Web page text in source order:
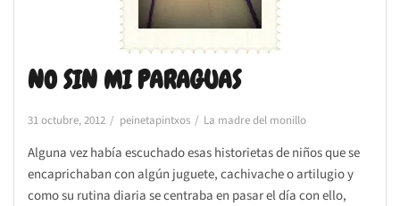
NO SIN MI PARAGUAS
31 octubre, 2012 peinetapintxos La madre del monillo
Alguna vez había escuchado esas historietas de niños que se
encaprichaban con algún juguete, cachivache o artilugio y
como su rutina diaria se centraba en pasar el día con ello,